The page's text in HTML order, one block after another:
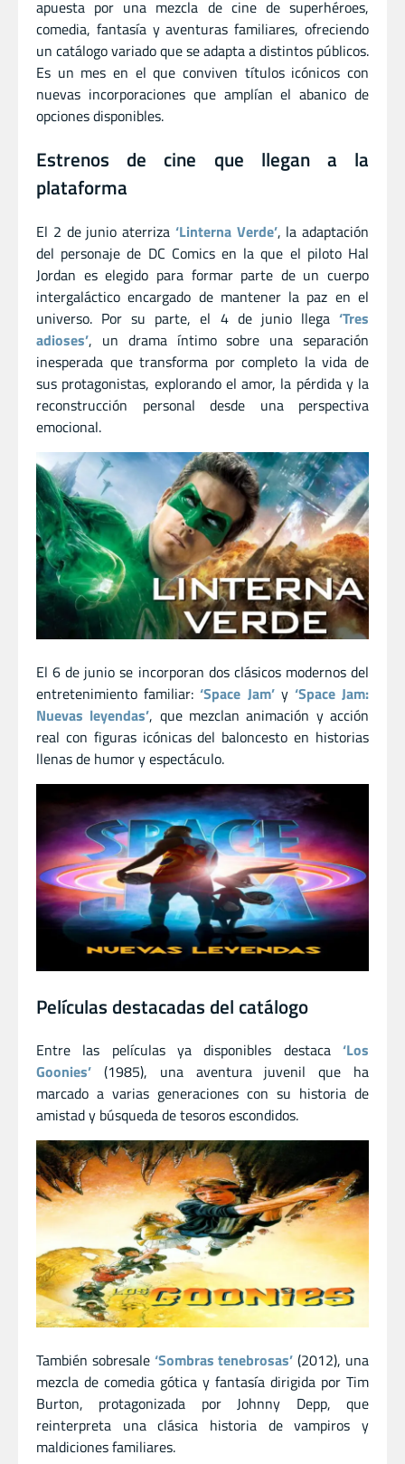
apuesta por una mezcla de cine de superhéroes,
comedia, fantasía y aventuras familiares, ofreciendo
un catálogo variado que se adapta a distintos públicos.
Es un mes en el que conviven títulos icónicos con
nuevas incorporaciones que amplían el abanico de
opciones disponibles.
Estrenos de cine que llegan a la
plataforma
El 2 de junio aterriza ‘Linterna Verde’, la adaptación
del personaje de DC Comics en la que el piloto Hal
Jordan es elegido para formar parte de un cuerpo
intergaláctico encargado de mantener la paz en el
universo. Por su parte, el 4 de junio llega ‘Tres
adioses’, un drama íntimo sobre una separación
inesperada que transforma por completo la vida de
sus protagonistas, explorando el amor, la pérdida y la
reconstrucción personal desde una perspectiva
emocional.
El 6 de junio se incorporan dos clásicos modernos del
entretenimiento familiar:‘Space Jam’y ‘Space Jam:
Nuevas leyendas’, que mezclan animación y acción
real con figuras icónicas del baloncesto en historias
llenas de humor y espectáculo.
Películas destacadas del catálogo
Entre las películas ya disponibles destaca ‘Los
Goonies’ (1985), una aventura juvenil que ha
marcado a varias generaciones con su historia de
amistad y búsqueda de tesoros escondidos.
También sobresale ‘Sombras tenebrosas’ (2012), una
mezcla de comedia gótica y fantasía dirigida por Tim
Burton, protagonizada por Johnny Depp, que
reinterpreta una clásica historia de vampiros y
maldiciones familiares.